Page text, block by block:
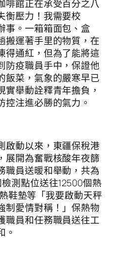
啡館正在承受百分之八
衡壓力！我需要校
事。一箱箱面包、盒
搬運著手里的物質，在
得通紅，但為了能將這
防疫職員手中，保證他
飯菜，氣象的嚴寒早已
舉動詮釋青年擔負，
控注進必勝的氣力。
動以來，東疆保稅港
展開為奮戰核酸年夜篩
職員送暖和舉動，共為
測點位送往12500個熱
鞋墊等「我要啟動天秤
制愛情對稱！」保熱物
職員和任務職員送往工
。